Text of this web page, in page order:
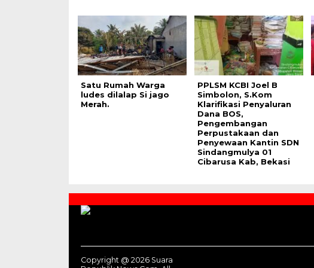
Satu Rumah Warga
ludes dilalap Si jago
Merah.
PPLSM KCBI Joel B
Simbolon, S.Kom
Klarifikasi Penyaluran
Dana BOS,
Pengembangan
Perpustakaan dan
Penyewaan Kantin SDN
Sindangmulya 01
Cibarusa Kab, Bekasi
Copyright @ 2026 Suara